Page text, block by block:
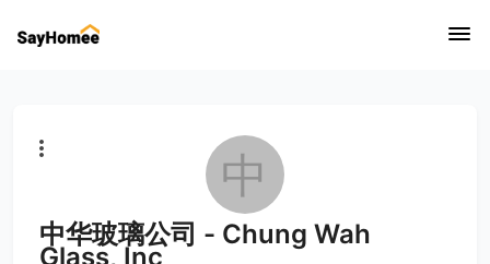
中
中华玻璃公司 - Chung Wah
Glass, Inc